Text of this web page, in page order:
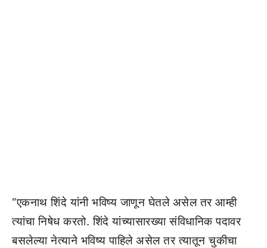
“एकनाथ शिंदे यांनी भविष्य जाणून घेतले असेल तर आम्ही
त्यांचा निषेध करतो. शिंदे यांच्यासारख्या संविधानिक पदावर
बसलेल्या नेत्याने भविष्य पाहिले असेल तर त्यातून चुकीचा